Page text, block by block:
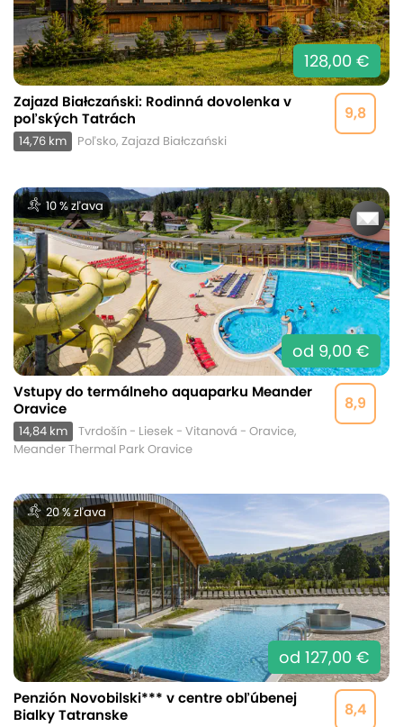
128,00 €
9,8
Zajazd Białczański: Rodinná dovolenka v
poľských Tatrách
14,76 km Poľsko, Zajazd Białczański
10 % zľava
od 9,00 €
8,9
Vstupy do termálneho aquaparku Meander
Oravice
14,84 km
Tvrdošín - Liesek - Vitanová - Oravice,
Meander Thermal Park Oravice
20 % zľava
od 127,00 €
8,4
Penzión Novobilski*** v centre obľúbenej
Bialky Tatranske